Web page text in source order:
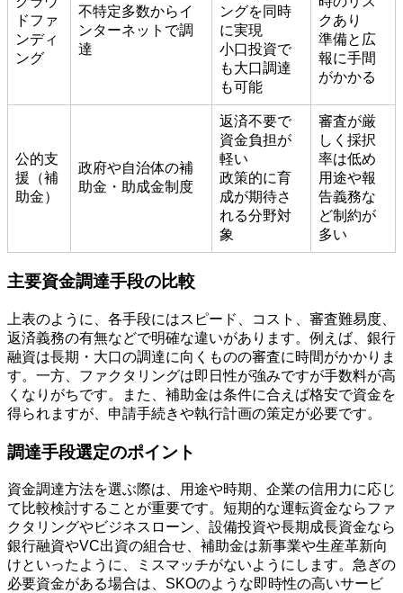
ドファ
ンディ
ング
不特定多数からイ
ンターネットで調
達
ングを同時
に実現
小口投資で
も大口調達
も可能
クあり
準備と広
報に手間
がかかる
公的支
援（補
助金）
政府や自治体の補
助金・助成金制度
返済不要で
資金負担が
軽い
政策的に育
成が期待さ
れる分野対
象
審査が厳
しく採択
率は低め
用途や報
告義務な
ど制約が
多い
主要資金調達手段の比較
上表のように、各手段にはスピード、コスト、審査難易度、
返済義務の有無などで明確な違いがあります。例えば、銀行
融資は長期・大口の調達に向くものの審査に時間がかかりま
す。一方、ファクタリングは即日性が強みですが手数料が高
くなりがちです。また、補助金は条件に合えば格安で資金を
得られますが、申請手続きや執行計画の策定が必要です。
調達手段選定のポイント
資金調達方法を選ぶ際は、用途や時期、企業の信用力に応じ
て比較検討することが重要です。短期的な運転資金ならファ
クタリングやビジネスローン、設備投資や長期成長資金なら
銀行融資やVC出資の組合せ、補助金は新事業や生産革新向
けといったように、ミスマッチがないようにします。急ぎの
必要資金がある場合は、SKOのような即時性の高いサービ